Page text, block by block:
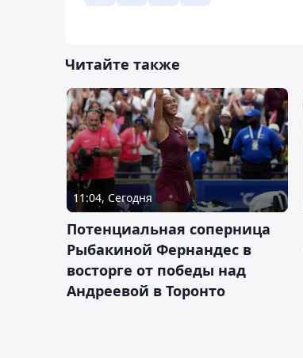
Читайте также
11:04, Сегодня
Потенциальная соперница
Рыбакиной Фернандес в
восторге от победы над
Андреевой в Торонто